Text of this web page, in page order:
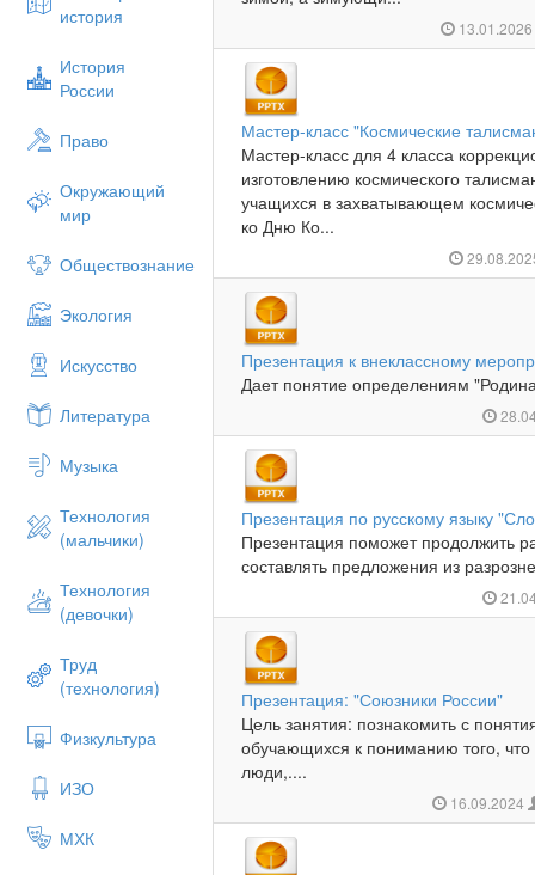
история
История
России
Право
Окружающий
мир
Обществознание
Экология
Искусство
Литература
Музыка
Технология
(мальчики)
Технология
(девочки)
Труд
(технология)
Физкультура
ИЗО
МХК
Мастер-класс "Космические
Мастер-класс для 4 класса
изготовлению космического
учащихся в захватывающем
ко Дню Ко...
Презентация к внеклассному
Дает понятие определениям
Презентация по русскому языку
Презентация поможет продолжить
составлять предложения из
Презентация: "Союзники России"
Цель занятия: познакомить с
обучающихся к пониманию того,
люди,....
16.09.2024